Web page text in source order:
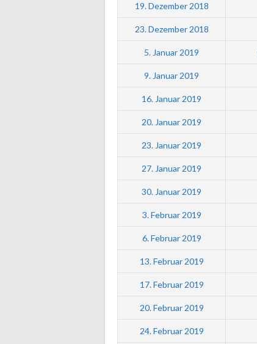
19. Dezember 2018
23. Dezember 2018
5. Januar 2019
9. Januar 2019
16. Januar 2019
20. Januar 2019
23. Januar 2019
27. Januar 2019
30. Januar 2019
3. Februar 2019
6. Februar 2019
13. Februar 2019
17. Februar 2019
20. Februar 2019
24. Februar 2019